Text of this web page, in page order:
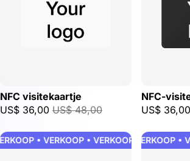
NFC visitekaartje
US$ 36,00 US$ 48,00
NFC-
US$ 36,00
• VERKOOP • VERKOOP • VERKOOP
VERKOOP • VERKOOP •